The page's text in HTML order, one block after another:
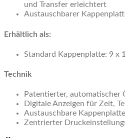
und Transfer erleichtert
Austauschbarer
Erhältlich als:
Standard Kappenplatte: 9 x
Technik
Patentierter, automatischer
Digitale Anzeigen für Zeit,
Austauschbare
Zentrierter